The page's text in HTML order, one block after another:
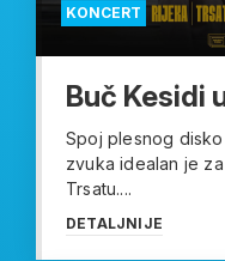
KONCERT
Buč Kesidi
Spoj plesnog
zvuka idealan je
Trsatu....
DETALJNIJE